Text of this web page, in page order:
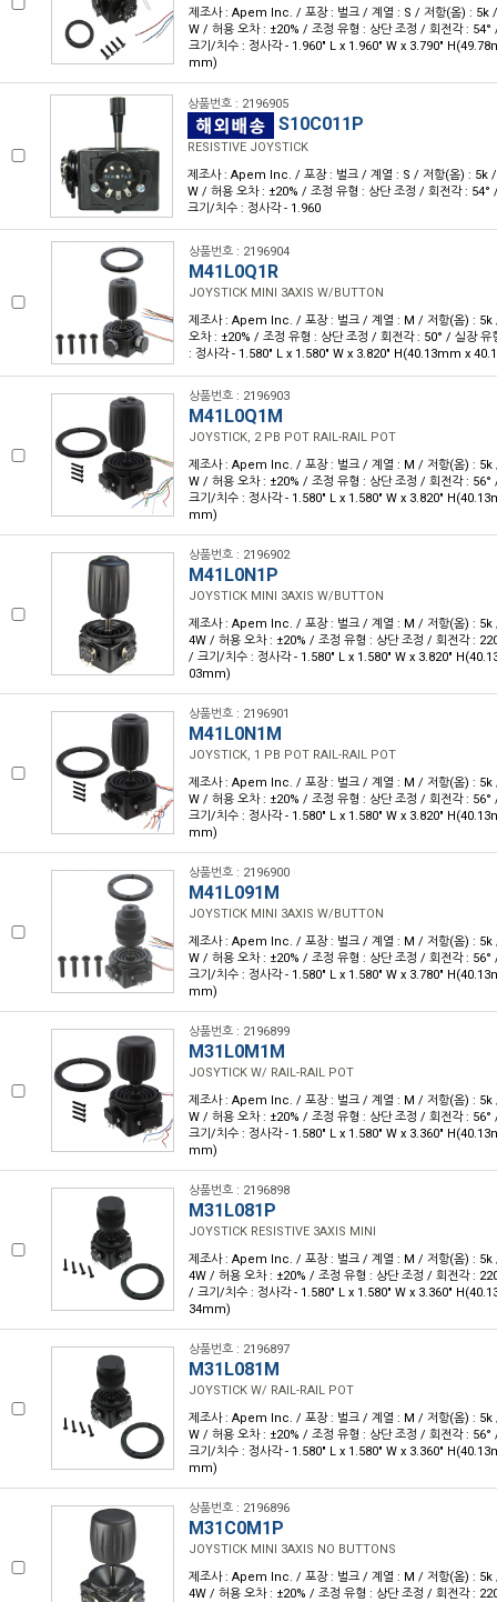
제조사 : Apem Inc. / 포장 : 벌크 / 계열 : S / 저항(옴) : 5k
W / 허용 오차 : ±20% / 조정 유형 : 상단 조정 / 회전각 :
크기/치수 : 정사각 - 1.960" L x 1.960" W x 3.790"
mm)
상품번호 : 2196905
S10C011P
RESISTIVE JOYSTICK
제조사 : Apem Inc. / 포장 : 벌크 / 계열 : S / 저항(옴) : 5k
W / 허용 오차 : ±20% / 조정 유형 : 상단 조정 / 회전각 : 54°
크기/치수 : 정사각 - 1.960
상품번호 : 2196904
M41L0Q1R
JOYSTICK MINI 3AXIS W/BUTTON
제조사 : Apem Inc. / 포장 : 벌크 / 계열 : M / 저항(옴) : 5k
오차 : ±20% / 조정 유형 : 상단 조정 / 회전각 : 50° / 실장 유
: 정사각 - 1.580" L x 1.580" W x 3.820" H(40.13mm x
상품번호 : 2196903
M41L0Q1M
JOYSTICK, 2 PB POT RAIL-RAIL POT
제조사 : Apem Inc. / 포장 : 벌크 / 계열 : M / 저항(옴) : 5k
W / 허용 오차 : ±20% / 조정 유형 : 상단 조정 / 회전각 :
크기/치수 : 정사각 - 1.580" L x 1.580" W x 3.820"
mm)
상품번호 : 2196902
M41L0N1P
JOYSTICK MINI 3AXIS W/BUTTON
제조사 : Apem Inc. / 포장 : 벌크 / 계열 : M / 저항(옴) : 5k
4W / 허용 오차 : ±20% / 조정 유형 : 상단 조정 / 회전각 :
/ 크기/치수 : 정사각 - 1.580" L x 1.580" W x 3.820"
03mm)
상품번호 : 2196901
M41L0N1M
JOYSTICK, 1 PB POT RAIL-RAIL POT
제조사 : Apem Inc. / 포장 : 벌크 / 계열 : M / 저항(옴) : 5k
W / 허용 오차 : ±20% / 조정 유형 : 상단 조정 / 회전각 :
크기/치수 : 정사각 - 1.580" L x 1.580" W x 3.820"
mm)
상품번호 : 2196900
M41L091M
JOYSTICK MINI 3AXIS W/BUTTON
제조사 : Apem Inc. / 포장 : 벌크 / 계열 : M / 저항(옴) : 5k
W / 허용 오차 : ±20% / 조정 유형 : 상단 조정 / 회전각 :
크기/치수 : 정사각 - 1.580" L x 1.580" W x 3.780"
mm)
상품번호 : 2196899
M31L0M1M
JOSYTICK W/ RAIL-RAIL POT
제조사 : Apem Inc. / 포장 : 벌크 / 계열 : M / 저항(옴) : 5k
W / 허용 오차 : ±20% / 조정 유형 : 상단 조정 / 회전각 :
크기/치수 : 정사각 - 1.580" L x 1.580" W x 3.360"
mm)
상품번호 : 2196898
M31L081P
JOYSTICK RESISTIVE 3AXIS MINI
제조사 : Apem Inc. / 포장 : 벌크 / 계열 : M / 저항(옴) : 5k
4W / 허용 오차 : ±20% / 조정 유형 : 상단 조정 / 회전각 :
/ 크기/치수 : 정사각 - 1.580" L x 1.580" W x 3.360"
34mm)
상품번호 : 2196897
M31L081M
JOYSTICK W/ RAIL-RAIL POT
제조사 : Apem Inc. / 포장 : 벌크 / 계열 : M / 저항(옴) : 5k
W / 허용 오차 : ±20% / 조정 유형 : 상단 조정 / 회전각 :
크기/치수 : 정사각 - 1.580" L x 1.580" W x 3.360"
mm)
상품번호 : 2196896
M31C0M1P
JOYSTICK MINI 3AXIS NO BUTTONS
제조사 : Apem Inc. / 포장 : 벌크 / 계열 : M / 저항(옴) : 5k
4W / 허용 오차 : ±20% / 조정 유형 : 상단 조정 / 회전각 :